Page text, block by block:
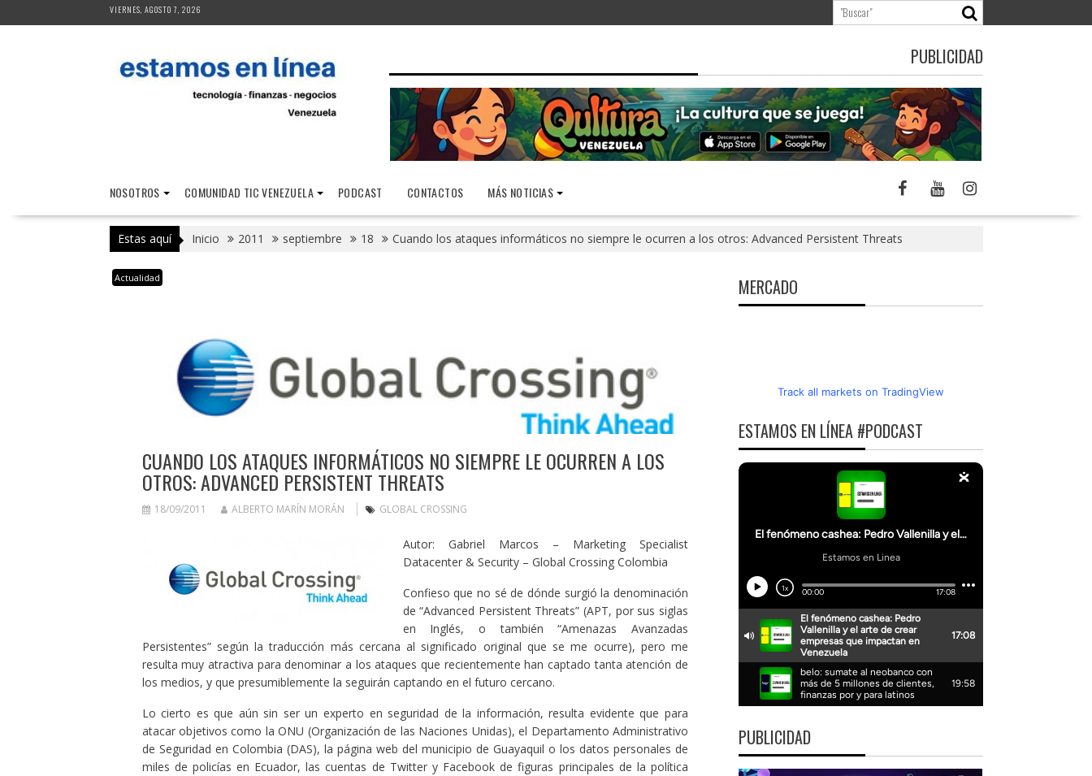
al
VIERNES, AGOSTO 7, 2026
PUBLICIDAD
NOSOTROS COMUNIDAD TIC VENEZUELA PODCAST CONTACTOS MÁS NOTICIAS
Estas aquí Inicio 2011 septiembre 18 Cuando los ataques informáticos no siempre le ocurren a los otros: Advanced Persistent Threats
Actualidad
CUANDO LOS ATAQUES INFORMÁTICOS NO SIEMPRE LE OCURREN A LOS
OTROS: ADVANCED PERSISTENT THREATS
18/09/2011 ALBERTO MARÍN MORÁN GLOBAL CROSSING
Autor: Gabriel Marcos – Marketing Specialist
Datacenter & Security – Global Crossing Colombia
Confieso que no sé de dónde surgió la denominación
de “Advanced Persistent Threats” (APT, por sus siglas
en Inglés, o también “Amenazas Avanzadas
Persistentes” según la traducción más cercana al significado original que se me ocurre), pero me
resulta muy atractiva para denominar a los ataques que recientemente han captado tanta atención de
los medios, y que presumiblemente la seguirán captando en el futuro cercano.
Lo cierto es que aún sin ser un experto en seguridad de la información, resulta evidente que para
atacar objetivos como la ONU (Organización de las Naciones Unidas), el Departamento Administrativo
de Seguridad en Colombia (DAS), la página web del municipio de Guayaquil o los datos personales de
miles de policías en Ecuador, las cuentas de Twitter y Facebook de figuras principales de la política
MERCADO
Track all markets on TradingView
ESTAMOS EN LÍNEA #PODCAST
PUBLICIDAD